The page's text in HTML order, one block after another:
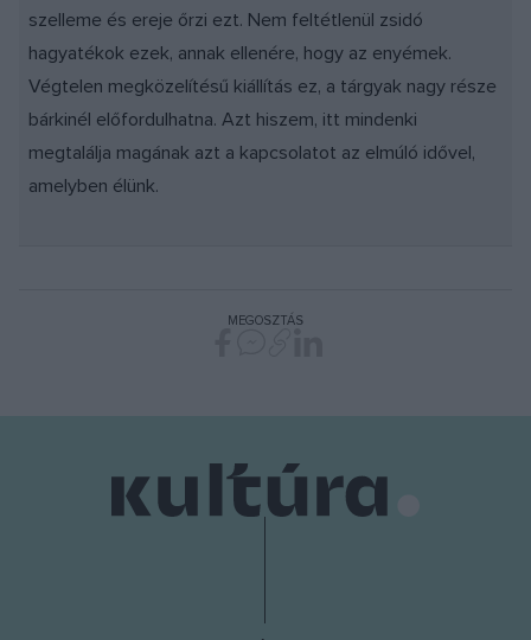
szelleme és ereje őrzi ezt. Nem feltétlenül zsidó
hagyatékok ezek, annak ellenére, hogy az enyémek.
Végtelen megközelítésű kiállítás ez, a tárgyak nagy része
bárkinél előfordulhatna. Azt hiszem, itt mindenki
megtalálja magának azt a kapcsolatot az elmúló idővel,
amelyben élünk.
MEGOSZTÁS